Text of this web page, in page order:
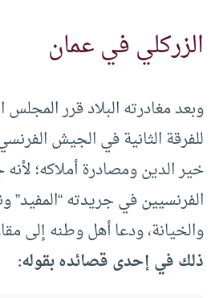
الزركلي في عمان
وبعد مغادرته البلاد قرر المجلس
للفرقة الثانية في الجيش
خير الدين ومصادرة أملاكه؛
الفرنسيين في جريدته “المفيد”
والخيانة، ودعا أهل وطنه إلى
ذلك في إحدى قصائده بقوله: